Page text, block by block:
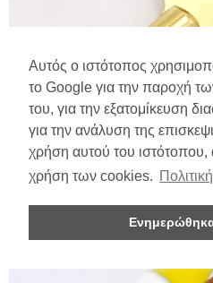
Αυτός ο ιστότοπος
το Google για την παροχή
του, για την εξατομίκευση
για την ανάλυση της
χρήση αυτού του ιστότοπου,
χρήση των cookies.